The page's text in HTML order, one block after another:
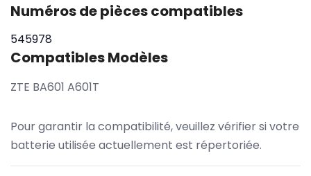
Numéros de pièces compatibles
545978
Compatibles Modèles
ZTE BA601 A601T
Pour garantir la compatibilité, veuillez vérifier si votre
batterie utilisée actuellement est répertoriée.